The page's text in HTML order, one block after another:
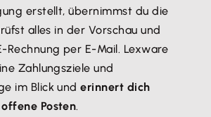
erstellt, übernimmst du die
alles in der Vorschau und
Rechnung per E-Mail. Lexware
Zahlungsziele und
im Blick underinnert dich
Posten.